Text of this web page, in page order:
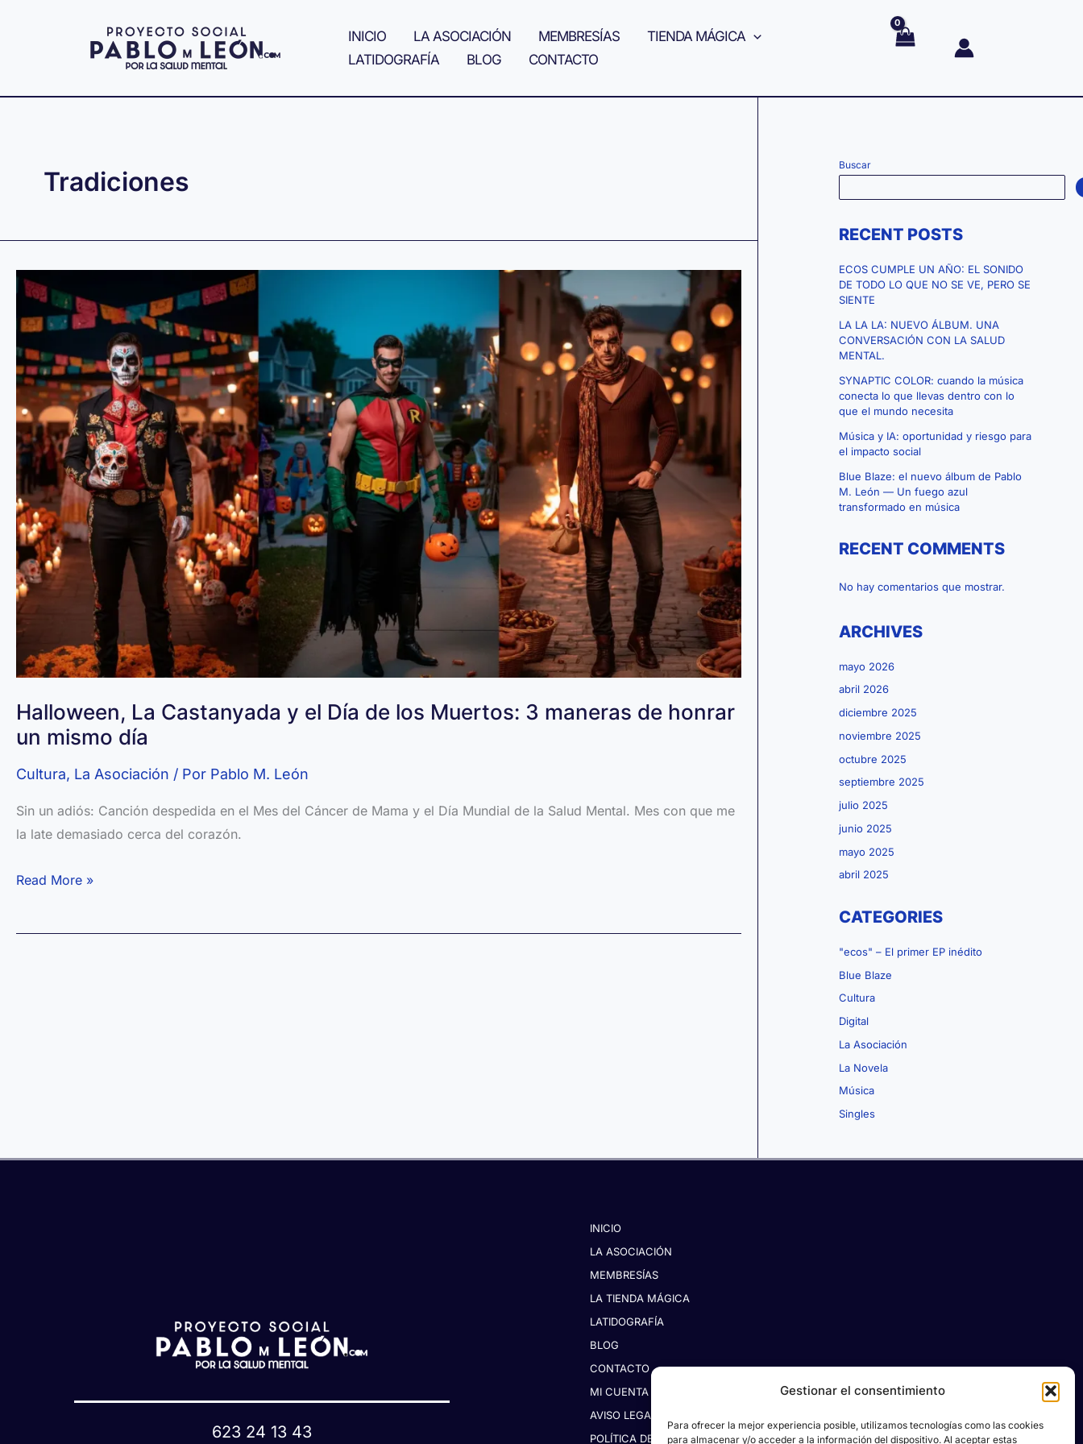
Gestionar el consentimiento
Para ofrecer la mejor experiencia posible, utilizamos tecnologías como las cookies
para almacenar y/o acceder a la información del dispositivo. Al aceptar estas
INICIO LA ASOCIACIÓN MEMBRESÍAS
TIENDA MÁGICA
LATIDOGRAFÍA
BLOG CONTACTO
Tradiciones
Halloween, La Castanyada y el Día de los Muertos: 3 maneras de honrar
un mismo día
Cultura, La Asociación / Por Pablo M. León
Sin un adiós: Canción despedida en el Mes del Cáncer de Mama y el Día Mundial de la Salud Mental. Mes con que me
la late demasiado cerca del corazón.
Halloween,
honrar
Read More »
Buscar
RECENT POSTS
ECOS CUMPLE UN AÑO: EL SONIDO
DE TODO LO QUE NO SE VE, PERO SE
SIENTE
LA LA LA: NUEVO ÁLBUM. UNA
CONVERSACIÓN CON LA SALUD
MENTAL.
SYNAPTIC COLOR: cuando la música
conecta lo que llevas dentro con lo
que el mundo necesita
Música y IA: oportunidad y riesgo para
el impacto social
Blue Blaze: el nuevo álbum de Pablo
M. León — Un fuego azul
transformado en música
RECENT COMMENTS
No hay comentarios que mostrar.
ARCHIVES
mayo 2026
abril 2026
diciembre 2025
noviembre 2025
octubre 2025
septiembre 2025
julio 2025
junio 2025
mayo 2025
abril 2025
CATEGORIES
"ecos" – El primer EP inédito
Blue Blaze
Cultura
Digital
La Asociación
La Novela
Música
Singles
623 24 13 43
INICIO
LA ASOCIACIÓN
MEMBRESÍAS
LA TIENDA MÁGICA
LATIDOGRAFÍA
BLOG
CONTACTO
MI CUENTA
AVISO LEGAL
POLÍTICA DE PRIVACIDAD